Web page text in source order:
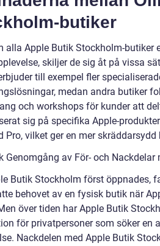
butiker
alla Apple Butik Stockholm-butiker
skiljer de sig åt på vissa
till exempel fler
medan andra butiker
och workshops för kunder att
sig på specifika Apple-
Pro, vilket ger en mer
Genomgång av För- och
Butik Stockholm först öppnades,
behovet av en fysisk butik när
över tiden har Apple Butik
för privatpersoner som söker en
Nackdelen med Apple Butik